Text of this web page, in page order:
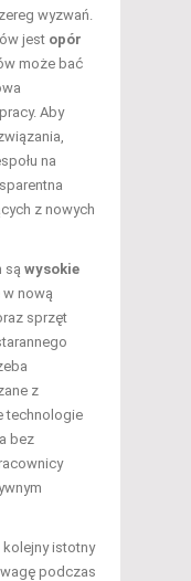
wyzwań.
jest opór
może bać
Aby
na
z nowych
są wysokie
w nową
sprzęt
z
technologie
bez
istotny
podczas